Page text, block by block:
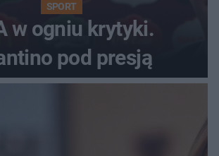
SPORT
w ogniu krytyki.
pod presją